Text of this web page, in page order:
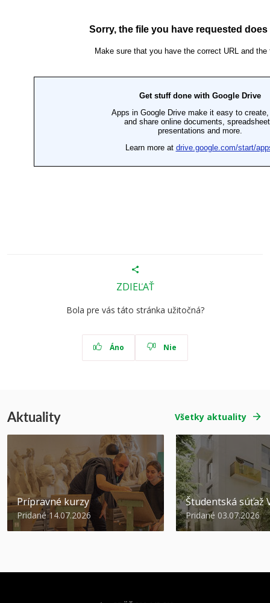
ZDIEĽAŤ
Bola pre vás táto stránka užitočná?
Áno Nie
Aktuality Všetky aktuality
Prípravné kurzy
Pridané 14.07.2026
Študentská súťaž
Pridané 03.07.2026